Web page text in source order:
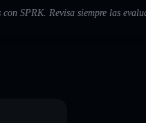
SPRK. Revisa siempre las